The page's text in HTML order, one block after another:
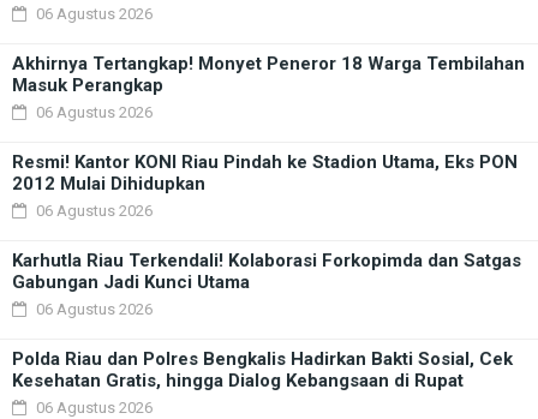
06 Agustus 2026
Akhirnya Tertangkap! Monyet Peneror 18 Warga Tembilahan
Masuk Perangkap
06 Agustus 2026
Resmi! Kantor KONI Riau Pindah ke Stadion Utama, Eks PON
2012 Mulai Dihidupkan
06 Agustus 2026
Karhutla Riau Terkendali! Kolaborasi Forkopimda dan Satgas
Gabungan Jadi Kunci Utama
06 Agustus 2026
Polda Riau dan Polres Bengkalis Hadirkan Bakti Sosial, Cek
Kesehatan Gratis, hingga Dialog Kebangsaan di Rupat
06 Agustus 2026